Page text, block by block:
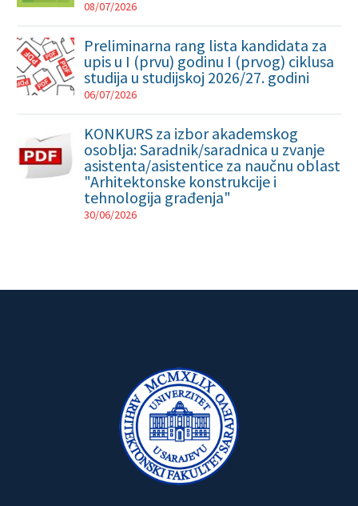
08/07/2026
Preliminarna rang lista kandidata za
upis u I (prvu) godinu I (prvog) ciklusa
studija u studijskoj 2026/27. godini
06/07/2026
KONKURS za izbor akademskog
osoblja: Saradnik/saradnica u zvanje
asistenta/asistentice za naučnu oblast
"Arhitektonske konstrukcije i
tehnologija građenja"
30/06/2026